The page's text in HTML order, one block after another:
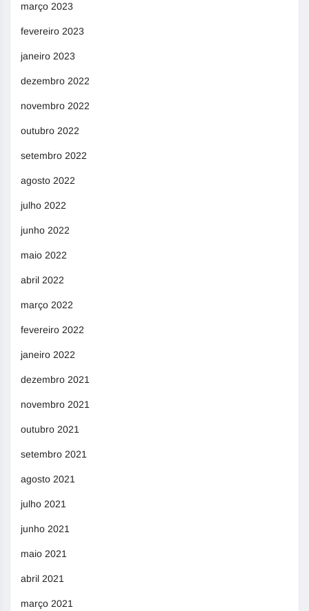
março 2023
fevereiro 2023
janeiro 2023
dezembro 2022
novembro 2022
outubro 2022
setembro 2022
agosto 2022
julho 2022
junho 2022
maio 2022
abril 2022
março 2022
fevereiro 2022
janeiro 2022
dezembro 2021
novembro 2021
outubro 2021
setembro 2021
agosto 2021
julho 2021
junho 2021
maio 2021
abril 2021
março 2021